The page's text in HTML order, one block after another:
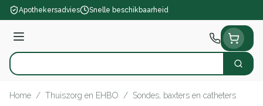
Ga naar de inhoud
Apothekersadvies Snelle beschikbaarheid
Menu
Product, merk, categorie... Zoek
Home / Thuiszorg en EHBO / Sondes, baxters en catheters